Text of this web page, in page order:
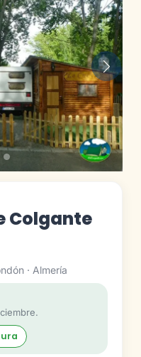
Colgante
· Almería